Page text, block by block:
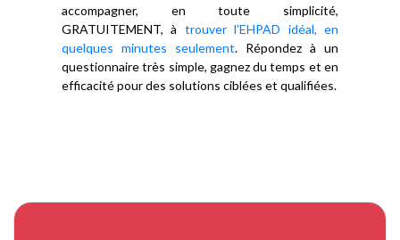
accompagner, en toute simplicité,
GRATUITEMENT, à trouver l’EHPAD idéal, en
quelques minutes seulement. Répondez à un
questionnaire très simple, gagnez du temps et en
efficacité pour des solutions ciblées et qualifiées.